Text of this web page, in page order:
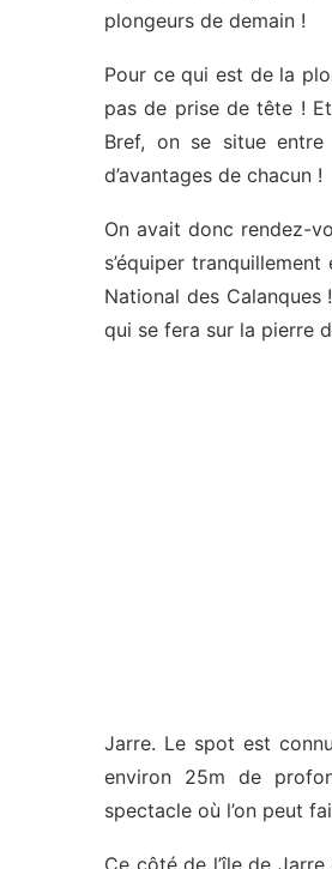
plongeurs de demain !
Pour ce qui est de la
pas de prise de tête !
Bref, on se situe
d’avantages de chacun !
On avait donc rendez-
s’équiper
National des Calanques
qui se fera sur la pierre
Jarre. Le spot est
environ 25m de
spectacle où l’on peut
Ce côté de l’île de